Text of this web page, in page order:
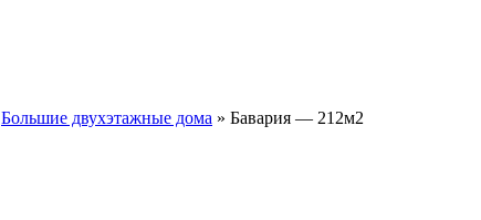
Большие двухэтажные дома » Бавария — 212м2